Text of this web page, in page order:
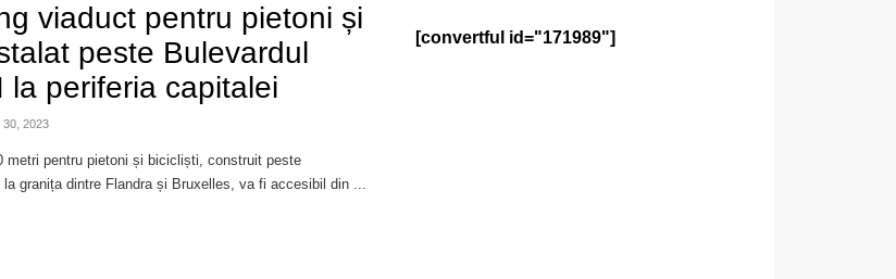
viaduct pentru pietoni și
peste Bulevardul
la periferia capitalei
30, 2023
metri pentru pietoni și bicicliști, construit peste
granița dintre Flandra și Bruxelles, va fi accesibil din ...
[convertful id="171989"]